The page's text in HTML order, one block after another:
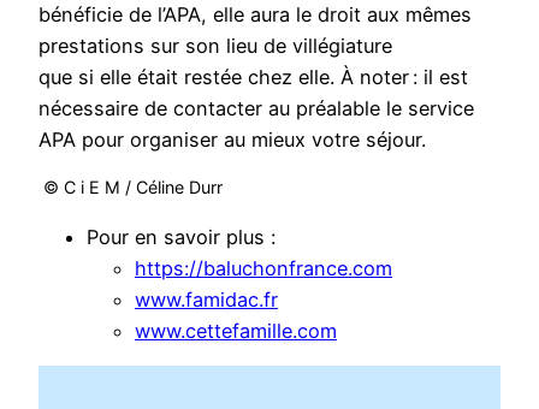
bénéficie de l’APA, elle aura le droit aux mêmes
prestations sur son lieu de villégiature
que si elle était restée chez elle. À noter : il est
nécessaire de contacter au préalable le service
APA pour organiser au mieux votre séjour.
© C i E M / Céline Durr
Pour en savoir plus :
https://baluchonfrance.com
www.famidac.fr
www.cettefamille.com